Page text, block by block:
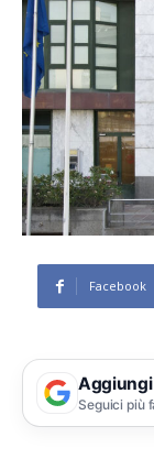
Facebook
Seguici più